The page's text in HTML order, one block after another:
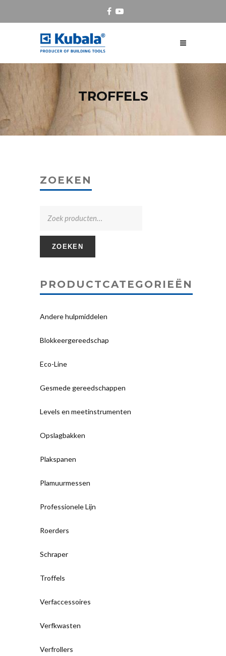
TROFFELS
ZOEKEN
ZOEKEN
PRODUCTCATEGORIEËN
Andere hulpmiddelen
Blokkeergereedschap
Eco-Line
Gesmede gereedschappen
Levels en meetinstrumenten
Opslagbakken
Plakspanen
Plamuurmessen
Professionele Lijn
Roerders
Schraper
Troffels
Verfaccessoires
Verfkwasten
Verfrollers